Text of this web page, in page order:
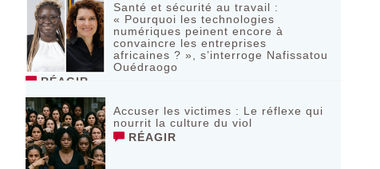
Santé et sécurité au travail :
« Pourquoi les technologies
numériques peinent encore à
convaincre les entreprises
africaines ? », s’interroge Nafissatou
Ouédraogo
RÉAGIR
Accuser les victimes : Le réflexe qui
nourrit la culture du viol
RÉAGIR